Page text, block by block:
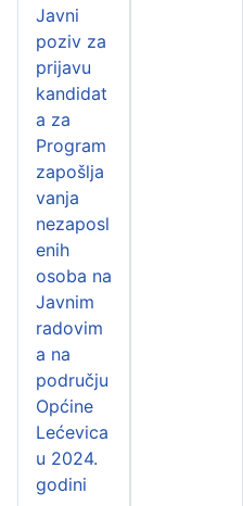
Javni
poziv za
prijavu
kandidat
a za
Program
zapošlja
vanja
nezaposl
enih
osoba na
Javnim
radovim
a na
području
Općine
Lećevica
u 2024.
godini